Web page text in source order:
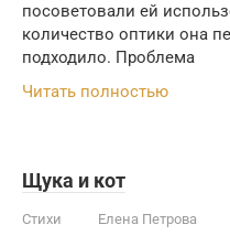
посоветовали ей
количество оптики она
подходило. Проблема
Читать полностью
Щука и кот
Стихи Елена Петрова